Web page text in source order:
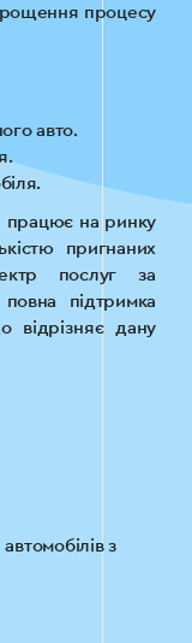
процесу
авто.
працює на ринку
пригнаних
послуг за
підтримка
відрізняє дану
з